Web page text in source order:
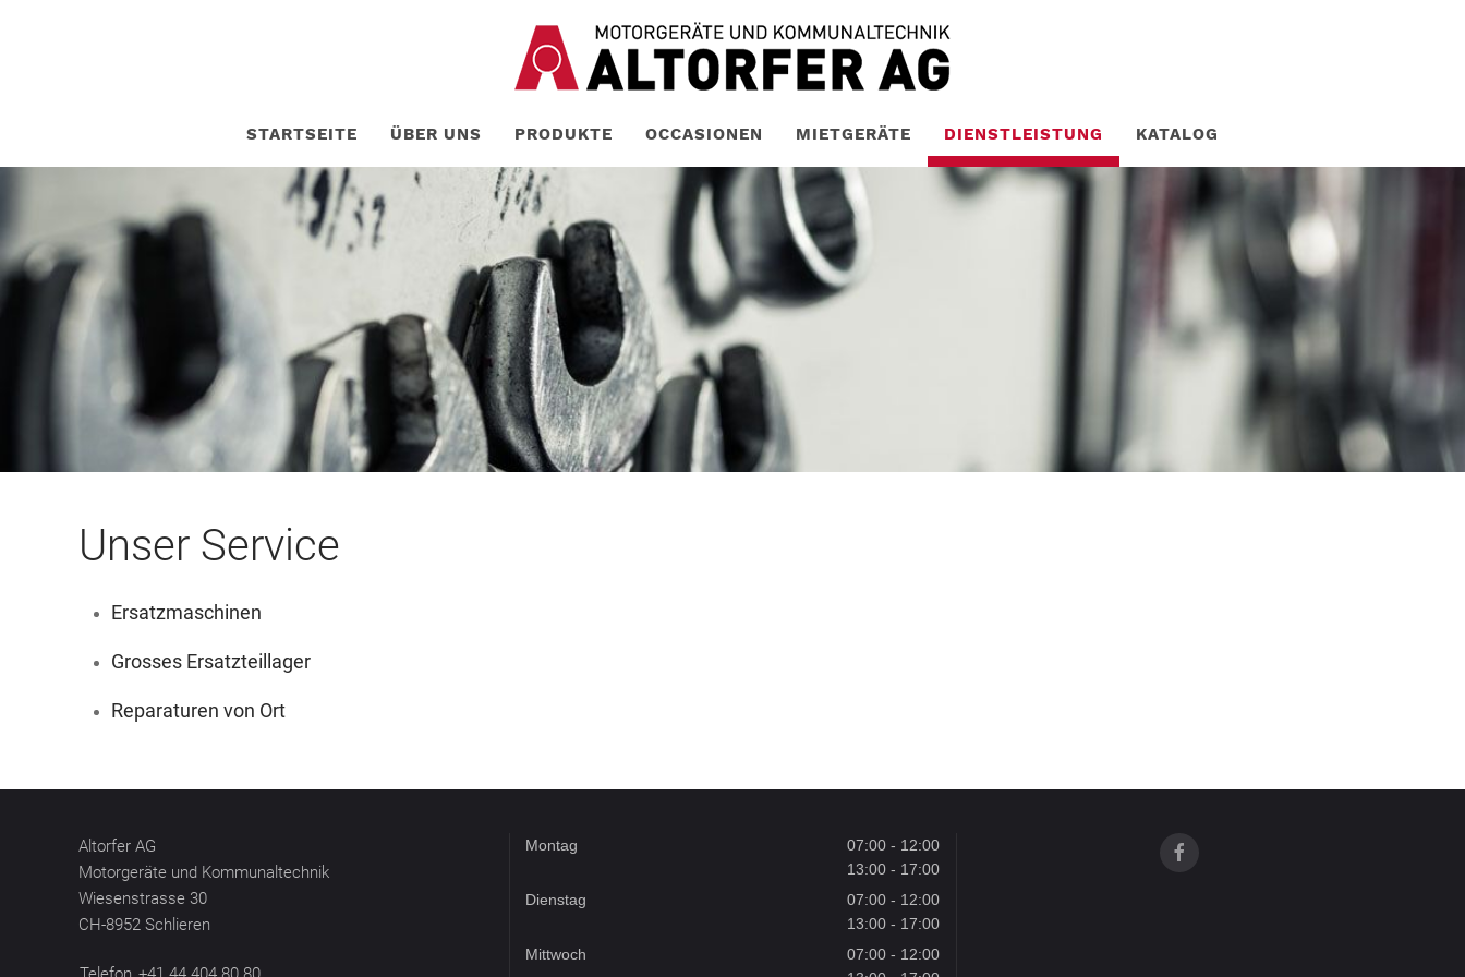
STARTSEITE ÜBER UNS PRODUKTE OCCASIONEN MIETGERÄTE DIENSTLEISTUNG KATALOG
Unser Service
Ersatzmaschinen
Grosses Ersatzteillager
Reparaturen von Ort
Altorfer AG
Motorgeräte und Kommunaltechnik
Wiesenstrasse 30
CH-8952 Schlieren
Montag
07:00 - 12:00
13:00 - 17:00
Dienstag
07:00 - 12:00
13:00 - 17:00
Mittwoch
07:00 - 12:00